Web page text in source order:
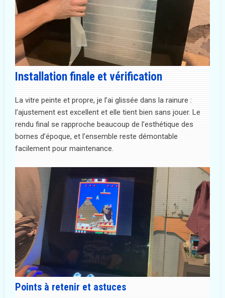
Installation finale et vérification
La vitre peinte et propre, je l’ai glissée dans la rainure :
l’ajustement est excellent et elle tient bien sans jouer. Le
rendu final se rapproche beaucoup de l’esthétique des
bornes d’époque, et l’ensemble reste démontable
facilement pour maintenance.
Points à retenir et astuces